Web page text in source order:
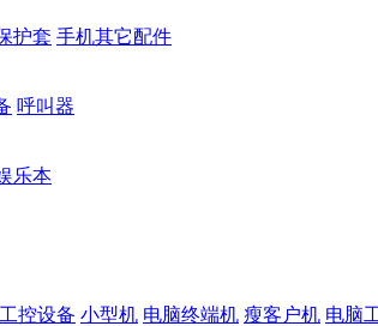
护套 手机其它配件
呼叫器
乐本
工控设备 小型机 电脑终端机 瘦客户机 电脑